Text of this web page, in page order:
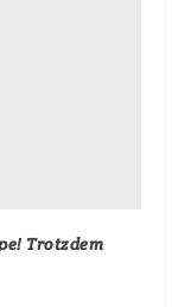
Trotzdem